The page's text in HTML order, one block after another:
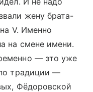
жену брата-
V. Именно
на смене имени.
— это уже
традиции —
Фёдоровской